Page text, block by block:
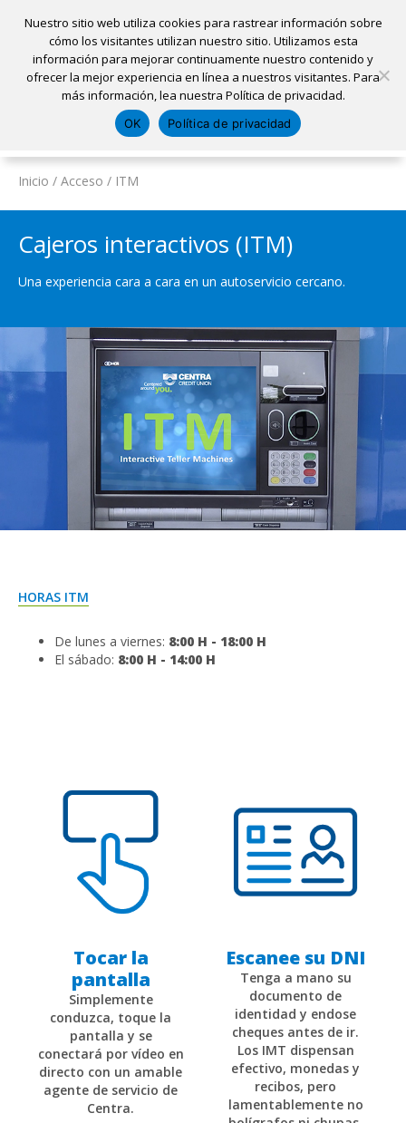
Ubicaciones Sacar una cita Solicitar un préstamo
Pagar mi préstamo Abrir una cuenta
Iniciar sesión
Inicio
Inicio / Acceso / ITM
Cajeros interactivos (ITM)
Una experiencia cara a cara en un autoservicio cercano.
HORAS ITM
De lunes a viernes: 8:00 H - 18:00 H
El sábado: 8:00 H - 14:00 H
Tocar la
pantalla
Simplemente
conduzca, toque la
pantalla y se
conectará por vídeo en
directo con un amable
agente de servicio de
Centra.
Escanee su DNI
Tenga a mano su
documento de
identidad y endose
cheques antes de ir.
Los IMT dispensan
efectivo, monedas y
recibos, pero
lamentablemente no
Nuestro sitio web utiliza cookies para rastrear información sobre
cómo los visitantes utilizan nuestro sitio. Utilizamos esta
información para mejorar continuamente nuestro contenido y
ofrecer la mejor experiencia en línea a nuestros visitantes. Para
más información, lea nuestra Política de privacidad.
OK Política de privacidad